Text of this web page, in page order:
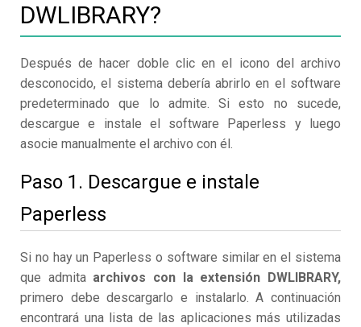
DWLIBRARY?
Después de hacer doble clic en el icono del archivo
desconocido, el sistema debería abrirlo en el software
predeterminado que lo admite. Si esto no sucede,
descargue e instale el software Paperless y luego
asocie manualmente el archivo con él.
Paso 1. Descargue e instale
Paperless
Si no hay un Paperless o software similar en el sistema
que admita archivos con la extensión DWLIBRARY,
primero debe descargarlo e instalarlo. A continuación
encontrará una lista de las aplicaciones más utilizadas